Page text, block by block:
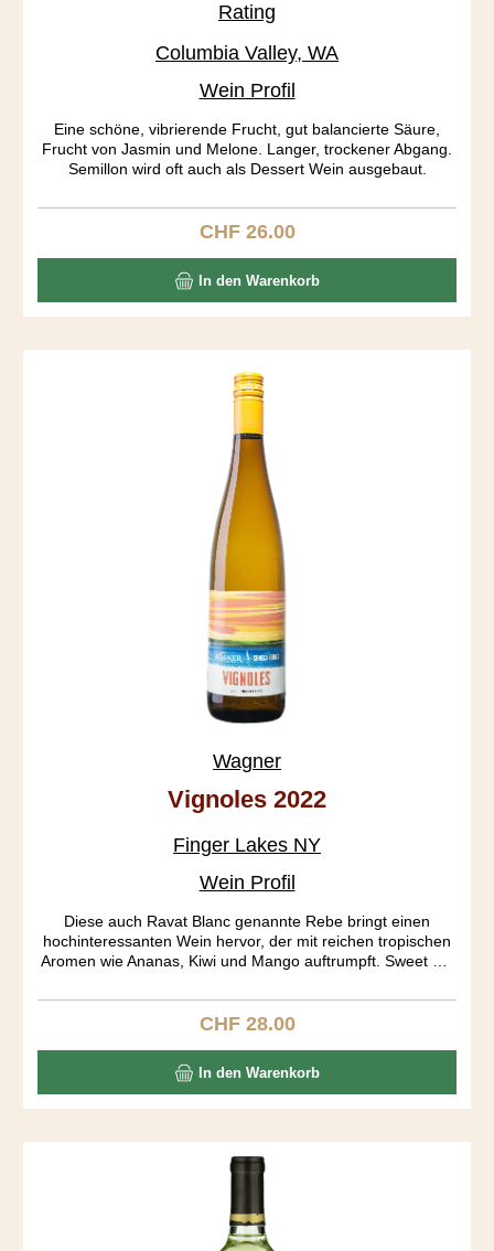
Rating
Columbia Valley, WA
Wein Profil
Eine schöne, vibrierende Frucht, gut balancierte Säure,
Frucht von Jasmin und Melone. Langer, trockener Abgang.
Semillon wird oft auch als Dessert Wein ausgebaut.
Regulärer Preis:
CHF 26.00
In den Warenkorb
Wagner
Vignoles 2022
Finger Lakes NY
Wein Profil
Diese auch Ravat Blanc genannte Rebe bringt einen
hochinteressanten Wein hervor, der mit reichen tropischen
Aromen wie Ananas, Kiwi und Mango auftrumpft. Sweet mit
das Gepräge dieses speziellen Weins wiedergeben.
Regulärer Preis:
CHF 28.00
In den Warenkorb